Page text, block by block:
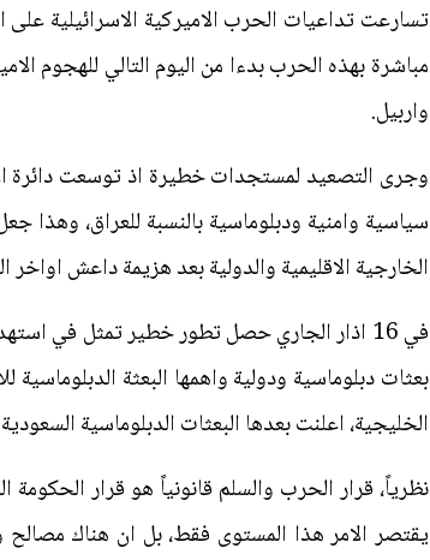
تسارعت تداعيات الحرب الاميركية الاسرائيلية على
مباشرة بهذه الحرب بدءا من اليوم التالي للهجوم
واربيل.
وجرى التصعيد لمستجدات خطيرة اذ توسعت دائرة
سياسية وامنية ودبلوماسية بالنسبة للعراق،
الخارجية الاقليمية والدولية بعد هزيمة داعش اواخر العام
في 16 اذار الجاري حصل تطور خطير تمثل في
بعثات دبلوماسية ودولية واهمها البعثة
الخليجية، اعلنت بعدها البعثات الدبلوماسية
نظرياً، قرار الحرب والسلم قانونياً هو قرار
يقتصر الامر هذا المستوى فقط، بل ان هناك